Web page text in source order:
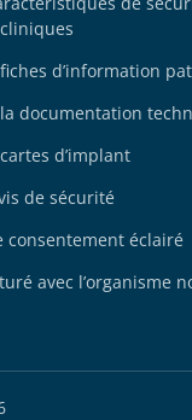
d’information
documentation
d’implant
de sécurité
consentement éclairé
avec l’organisme